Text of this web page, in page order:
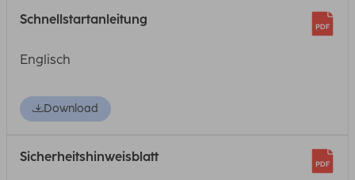
Schnellstartanleitung
Englisch
Download
Sicherheitshinweisblatt